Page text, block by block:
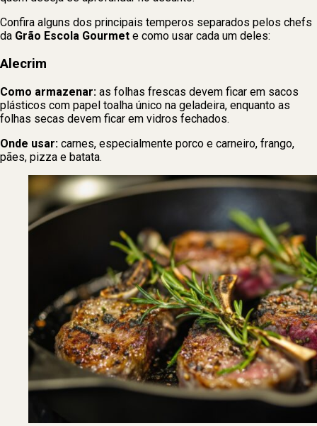
Confira alguns dos principais temperos separados pelos chefs
da Grão Escola Gourmet e como usar cada um deles:
Alecrim
Como armazenar: as folhas frescas devem ficar em sacos
plásticos com papel toalha único na geladeira, enquanto as
folhas secas devem ficar em vidros fechados.
Onde usar: carnes, especialmente porco e carneiro, frango,
pães, pizza e batata.